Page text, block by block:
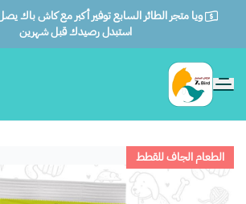
استبدل رصيدك قبل شهرين
الطائر السابع للحيوانات
الطعام الجاف للقطط